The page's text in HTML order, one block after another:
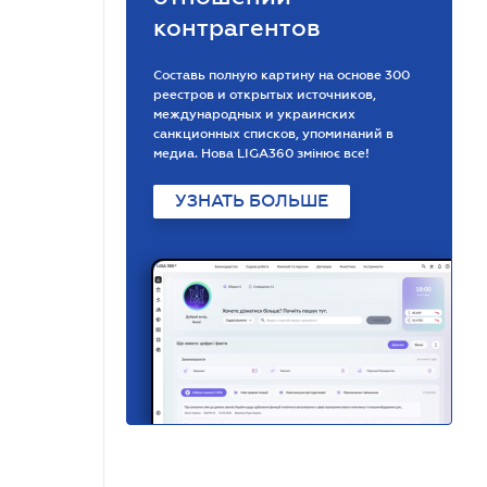
контрагентов
Составь полную картину на основе 300
реестров и открытых источников,
международных и украинских
санкционных списков, упоминаний в
медиа. Нова LIGA360 змінює все!
УЗНАТЬ БОЛЬШЕ